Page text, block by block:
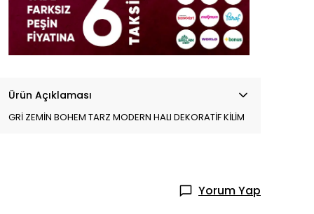
Ürün Açıklaması
GRİ ZEMİN BOHEM TARZ MODERN HALI DEKORATİF KİLİM
Yorum Yap